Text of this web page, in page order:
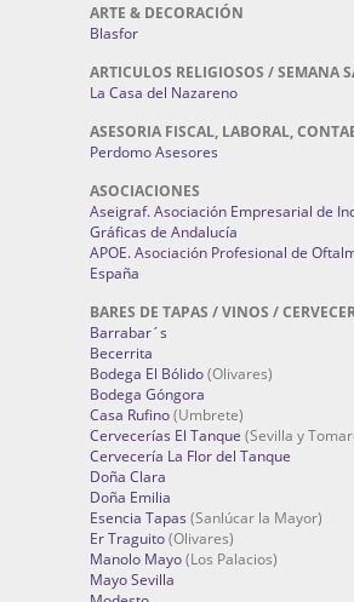
ARTE & DECORACIÓN
Blasfor
ARTICULOS RELIGIOSOS / SEMANA
La Casa del Nazareno
ASESORIA FISCAL, LABORAL,
Perdomo Asesores
ASOCIACIONES
Aseigraf. Asociación Empresarial de
Gráficas de Andalucía
APOE. Asociación Profesional de
España
BARES DE TAPAS / VINOS /
Barrabar´s
Becerrita
Bodega El Bólido(Olivares)
Bodega Góngora
Casa Rufino(Umbrete)
Cervecerías El Tanque (Sevilla y
Cervecería La Flor del Tanque
Doña Clara
Doña Emilia
Esencia Tapas (Sanlúcar la Mayor)
Er Traguito(Olivares)
Manolo Mayo(Los Palacios)
Mayo Sevilla